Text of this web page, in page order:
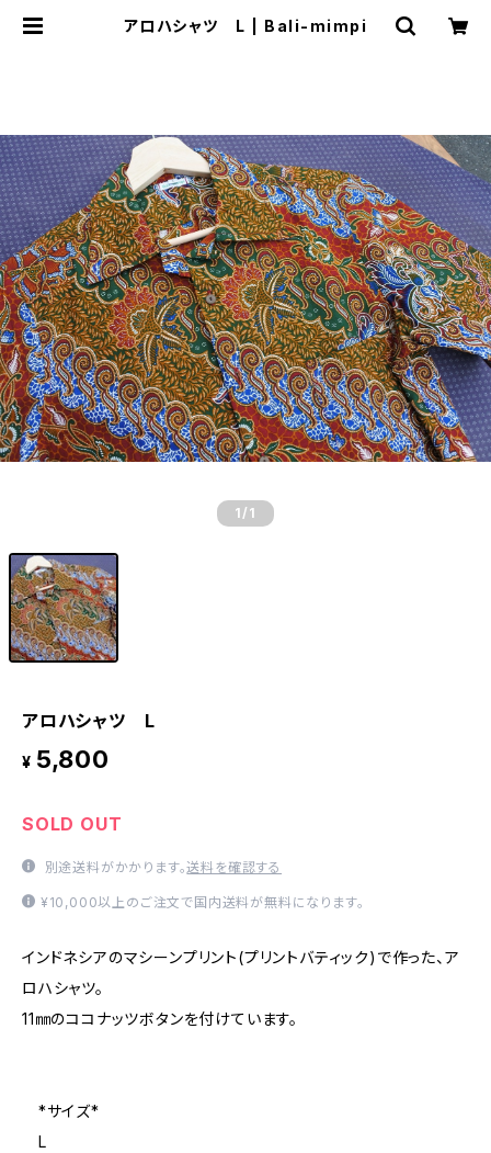
アロハシャツ L | Bali-mimpi
1 /1
アロハシャツ L
¥ 5,800
SOLD OUT
別途送料がかかります。送料を確認する
¥10,000以上のご注文で国内送料が無料になります。
インドネシアのマシーンプリント(プリントバティック)で作った、ア
ロハシャツ。
11㎜のココナッツボタンを付けています。
*サイズ*
L